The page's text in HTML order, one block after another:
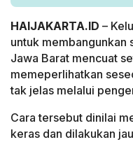
HAIJAKARTA.ID –
untuk membangunkan
Jawa Barat mencuat
memeperlihatkan
tak jelas melalui
Cara tersebut dinilai
keras dan dilakukan